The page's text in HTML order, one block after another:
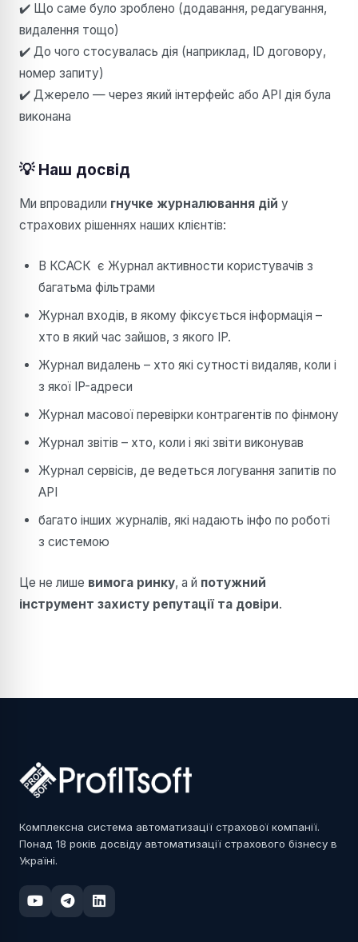
✔️ Що саме було зроблено (додавання, редагування,
видалення тощо)
✔️ До чого стосувалась дія (наприклад, ID договору,
номер запиту)
✔️ Джерело — через який інтерфейс або API дія була
виконана
💡 Наш досвід
Ми впровадили гнучке журналювання дій у
страхових рішеннях наших клієнтів:
В КСАСК є Журнал активности користувачів з
багатьма фільтрами
Журнал входів, в якому фіксується інформація –
хто в який час зайшов, з якого IP.
Журнал видалень – хто які сутності видаляв, коли і
з якої IP-адреси
Журнал масової перевірки контрагентів по фінмону
Журнал звітів – хто, коли і які звіти виконував
Журнал сервісів, де ведеться логування запитів по
API
багато інших журналів, які надають інфо по роботі
з системою
Це не лише вимога ринку, а й потужний
інструмент захисту репутації та довіри.
Комплексна система автоматизації страхової компанії.
Понад 18 років досвіду автоматизації страхового бізнесу в
Україні.